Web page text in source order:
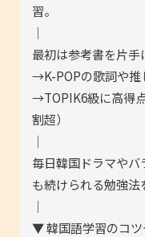
習。
｜
最初は参考書を片
→K-POPの歌詞や推
→TOPIK6級に高得
割超）
｜
毎日韓国ドラマや
も続けられる勉強法
｜
▼ 韓国語学習のコ